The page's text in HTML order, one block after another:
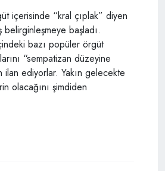
içerisinde “kral çıplak” diyen
belirginleşmeye başladı.
bazı popüler örgüt
“sempatizan düzeyine
ilan ediyorlar. Yakın gelecekte
olacağını şimdiden